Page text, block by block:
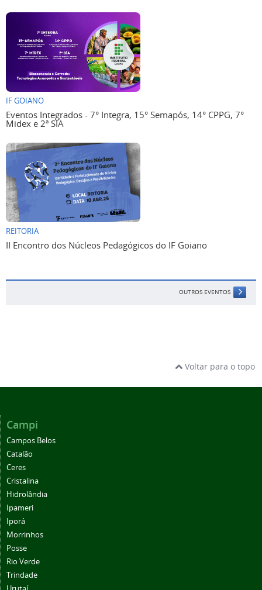
IF GOIANO
Eventos Integrados - 7° Integra, 15° Semapós, 14° CPPG, 7°
Midex e 2ª SIA
REITORIA
II Encontro dos Núcleos Pedagógicos do IF Goiano
OUTROS EVENTOS
Voltar para o topo
Campi
Campos Belos
Catalão
Ceres
Cristalina
Hidrolândia
Ipameri
Iporá
Morrinhos
Posse
Rio Verde
Trindade